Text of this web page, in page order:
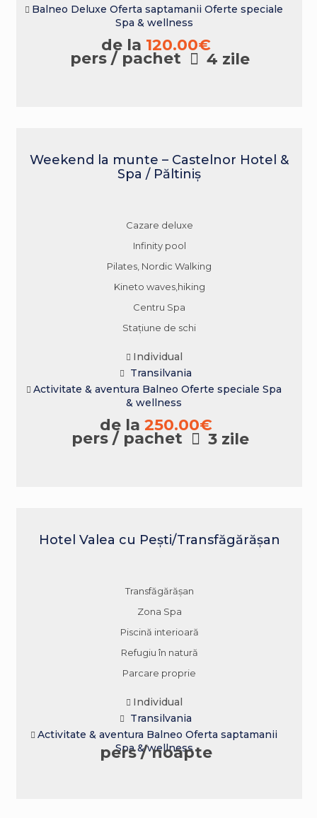
Balneo Deluxe Oferta saptamanii Oferte speciale
Spa & wellness
de la 120.00€
pers / pachet 4 zile
Weekend la munte – Castelnor Hotel &
Spa / Păltiniș
Cazare deluxe
Infinity pool
Pilates, Nordic Walking
Kineto waves,hiking
Centru Spa
Stațiune de schi
Individual
Transilvania
Activitate & aventura Balneo Oferte speciale Spa
& wellness
de la 250.00€
pers / pachet 3 zile
Hotel Valea cu Pești/Transfăgărășan
Transfăgărășan
Zona Spa
Piscină interioară
Refugiu în natură
Parcare proprie
Individual
Transilvania
Activitate & aventura Balneo Oferta saptamanii
Spa & wellness
pers / noapte